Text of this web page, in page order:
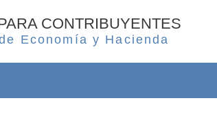
CONTRIBUYENTES
Economía y Hacienda